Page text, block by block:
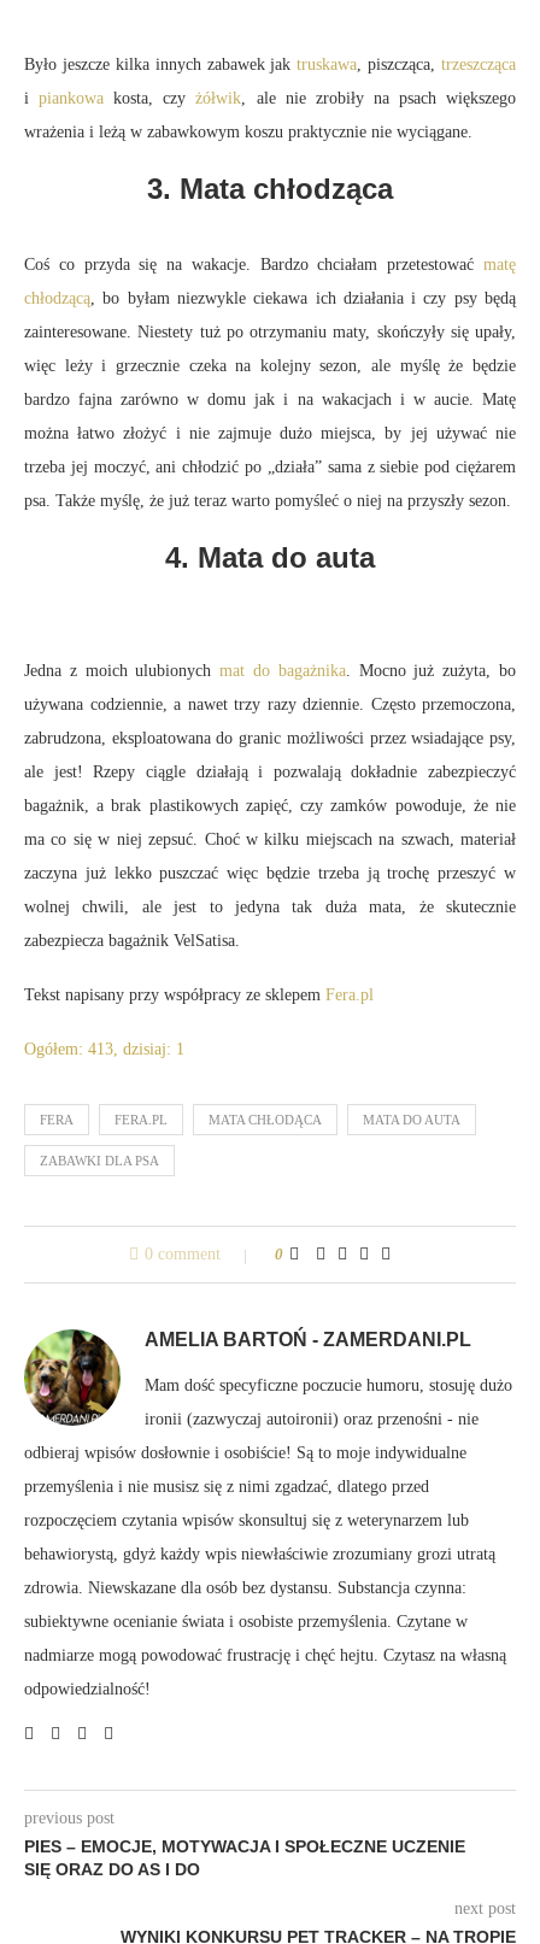
Było jeszcze kilka innych zabawek jaktruskawa, piszcząca, trzeszcząca
ipiankowa kosta, czyżółwik, ale nie zrobiły na psach większego
wrażenia i leżą w zabawkowym koszu praktycznie nie wyciągane.
3. Mata chłodząca
Coś co przyda się na wakacje. Bardzo chciałam przetestować matę
chłodzącą, bo byłam niezwykle ciekawa ich działania i czy psy będą
zainteresowane. Niestety tuż po otrzymaniu maty, skończyły się upały,
więc leży i grzecznie czeka na kolejny sezon, ale myślę że będzie
bardzo fajna zarówno w domu jak i na wakacjach i w aucie. Matę
można łatwo złożyć i nie zajmuje dużo miejsca, by jej używać nie
trzeba jej moczyć, ani chłodzić po „działa” sama z siebie pod ciężarem
psa. Także myślę, że już teraz warto pomyśleć o niej na przyszły sezon.
4. Mata do auta
Jedna z moich ulubionychmat do bagażnika. Mocno już zużyta, bo
używana codziennie, a nawet trzy razy dziennie. Często przemoczona,
zabrudzona, eksploatowana do granic możliwości przez wsiadające psy,
ale jest! Rzepy ciągle działają i pozwalają dokładnie zabezpieczyć
bagażnik, a brak plastikowych zapięć, czy zamków powoduje, że nie
ma co się w niej zepsuć. Choć w kilku miejscach na szwach, materiał
zaczyna już lekko puszczać więc będzie trzeba ją trochę przeszyć w
wolnej chwili, ale jest to jedyna tak duża mata, że skutecznie
zabezpiecza bagażnik VelSatisa.
Tekst napisany przy współpracy ze sklepem Fera.pl
Ogółem: 413, dzisiaj: 1
FERA FERA.PL MATA CHŁODĄCA MATA DO AUTA
ZABAWKI DLA PSA
0 comment 0
AMELIA BARTOŃ - ZAMERDANI.PL
Mam dość specyficzne poczucie humoru, stosuję dużo
ironii (zazwyczaj autoironii) oraz przenośni - nie
odbieraj wpisów dosłownie i osobiście! Są to moje indywidualne
przemyślenia i nie musisz się z nimi zgadzać, dlatego przed
rozpoczęciem czytania wpisów skonsultuj się z weterynarzem lub
behawiorystą, gdyż każdy wpis niewłaściwie zrozumiany grozi utratą
zdrowia. Niewskazane dla osób bez dystansu. Substancja czynna:
subiektywne ocenianie świata i osobiste przemyślenia. Czytane w
nadmiarze mogą powodować frustrację i chęć hejtu. Czytasz na własną
odpowiedzialność!
previous post
PIES – EMOCJE, MOTYWACJA I SPOŁECZNE UCZENIE
SIĘ ORAZ DO AS I DO
next post
WYNIKI KONKURSU PET TRACKER – NA TROPIE